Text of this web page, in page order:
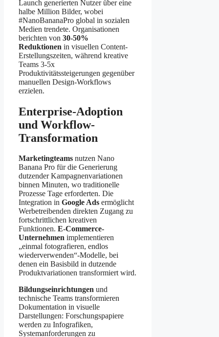
Launch generierten Nutzer über eine
halbe Million Bilder, wobei
#NanoBananaPro global in sozialen
Medien trendete. Organisationen
berichten von 30-50%
Reduktionen in visuellen Content-
Erstellungszeiten, während kreative
Teams 3-5x
Produktivitätssteigerungen gegenüber
manuellen Design-Workflows
erzielen.
Enterprise-Adoption
und Workflow-
Transformation
Marketingteams nutzen Nano
Banana Pro für die Generierung
dutzender Kampagnenvariationen
binnen Minuten, wo traditionelle
Prozesse Tage erforderten. Die
Integration in Google Ads ermöglicht
Werbetreibenden direkten Zugang zu
fortschrittlichen kreativen
Funktionen. E-Commerce-
Unternehmen implementieren
„einmal fotografieren, endlos
wiederverwenden“-Modelle, bei
denen ein Basisbild in dutzende
Produktvariationen transformiert wird.
Bildungseinrichtungen und
technische Teams transformieren
Dokumentation in visuelle
Darstellungen: Forschungspapiere
werden zu Infografiken,
Systemanforderungen zu